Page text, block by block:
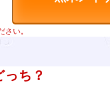
い。
ち？